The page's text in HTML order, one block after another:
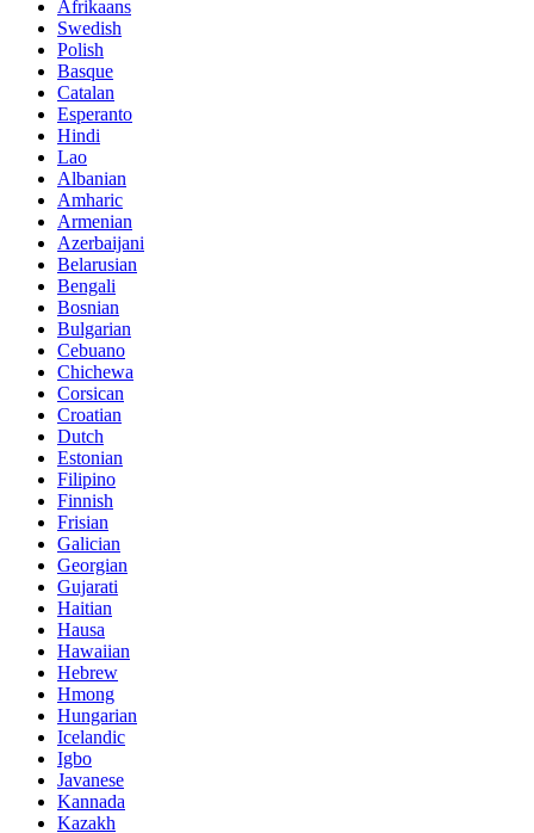
Afrikaans
Swedish
Polish
Basque
Catalan
Esperanto
Hindi
Lao
Albanian
Amharic
Armenian
Azerbaijani
Belarusian
Bengali
Bosnian
Bulgarian
Cebuano
Chichewa
Corsican
Croatian
Dutch
Estonian
Filipino
Finnish
Frisian
Galician
Georgian
Gujarati
Haitian
Hausa
Hawaiian
Hebrew
Hmong
Hungarian
Icelandic
Igbo
Javanese
Kannada
Kazakh